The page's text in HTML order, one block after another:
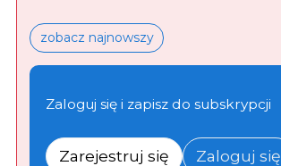
zobacz najnowszy
Zaloguj się i zapisz do subskrypcji
Zarejestruj się Zaloguj się